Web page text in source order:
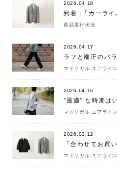
2026.04.18
到着 |「カーライ
商品運行状況
2026.04.17
ラフと端正のバ
マドリガル ユアライン
2026.04.16
マドリガル ユアライン
2026.03.12
マドリガル ユアライン